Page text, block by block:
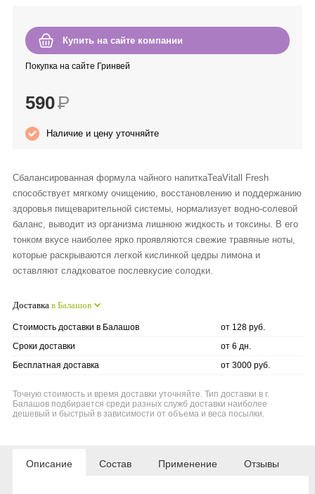
Intilia
Enjoy Care
Купить на сайте компании
Покупка на сайте Гринвей
590Р
Наличие и цену уточняйте
Сбалансированная формула чайного напиткаTeaVitall Fresh
способствует мягкому очищению, восстановлению и поддержанию
здоровья пищеварительной системы, нормализует водно-солевой
баланс, выводит из организма лишнюю жидкость и токсины. В его
тонком вкусе наиболее ярко проявляются свежие травяные ноты,
которые раскрываются легкой кислинкой цедры лимона и
оставляют сладковатое послевкусие солодки.
Доставка в Балашов
Стоимость доставки в Балашов
от 128 руб.
Сроки доставки
от 6 дн.
Бесплатная доставка
от 3000 руб.
Точную стоимость и время доставки уточняйте. Тип доставки в г.
Балашов подбирается среди разных служб доставки наиболее
дешевый и быстрый в зависимости от объема и веса посылки.
Описание Состав Применение Отзывы